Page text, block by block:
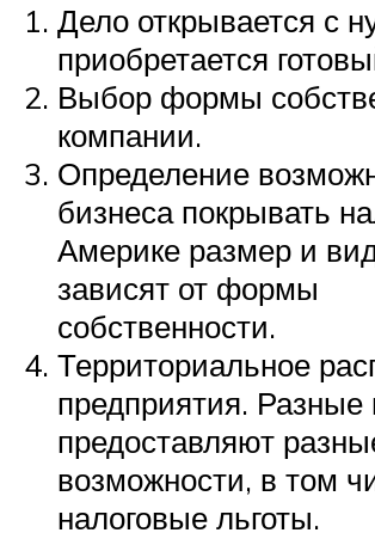
Дело открывается с
приобретается
Выбор формы
компании.
Определение
бизнеса покрывать
Америке размер и
зависят от формы
собственности.
Территориальное
предприятия.
предоставляют
возможности, в том
налоговые льготы.